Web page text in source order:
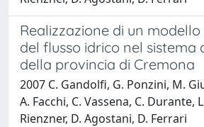
Realizzazione di un
del flusso idrico nel sistema
della provincia di Cremona
2007 C. Gandolfi, G. Ponzini, M.
A. Facchi, C. Vassena, C. Durante,
Rienzner, D. Agostani, D. Ferrari